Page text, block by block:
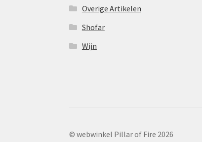
Overige Artikelen
Shofar
Wijn
© webwinkel Pillar of Fire 2026